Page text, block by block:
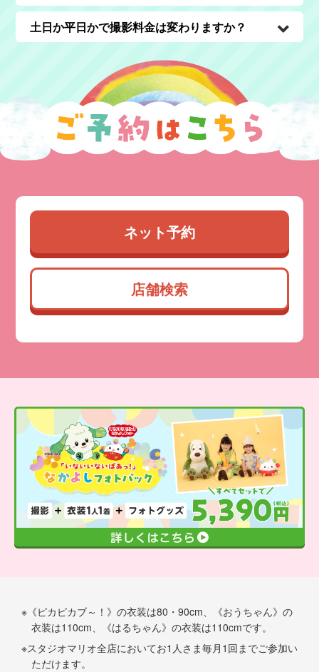
土日か平日かで撮影料金は変わりますか？
ネット予約
店舗検索
《ピカピカブ～！》の衣装は80・90cm、《おうちゃん》の
衣装は110cm、《はるちゃん》の衣装は110cmです。
スタジオマリオ全店においてお1人さま毎月1回までご参加い
ただけます。